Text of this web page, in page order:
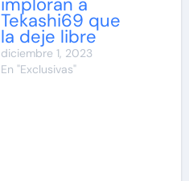
Tekashi69 que
la deje libre
diciembre 1, 2023
En "Exclusivas"